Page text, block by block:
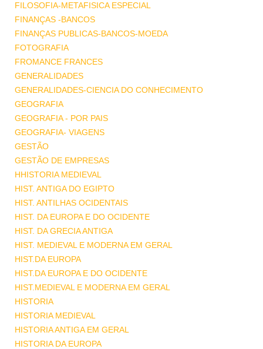
FILOSOFIA-METAFISICA ESPECIAL
FINANÇAS -BANCOS
FINANÇAS PUBLICAS-BANCOS-MOEDA
FOTOGRAFIA
FROMANCE FRANCES
GENERALIDADES
GENERALIDADES-CIENCIA DO CONHECIMENTO
GEOGRAFIA
GEOGRAFIA - POR PAIS
GEOGRAFIA- VIAGENS
GESTÃO
GESTÃO DE EMPRESAS
HHISTORIA MEDIEVAL
HIST. ANTIGA DO EGIPTO
HIST. ANTILHAS OCIDENTAIS
HIST. DA EUROPA E DO OCIDENTE
HIST. DA GRECIA ANTIGA
HIST. MEDIEVAL E MODERNA EM GERAL
HIST.DA EUROPA
HIST.DA EUROPA E DO OCIDENTE
HIST.MEDIEVAL E MODERNA EM GERAL
HISTORIA
HISTORIA MEDIEVAL
HISTORIA ANTIGA EM GERAL
HISTORIA DA EUROPA